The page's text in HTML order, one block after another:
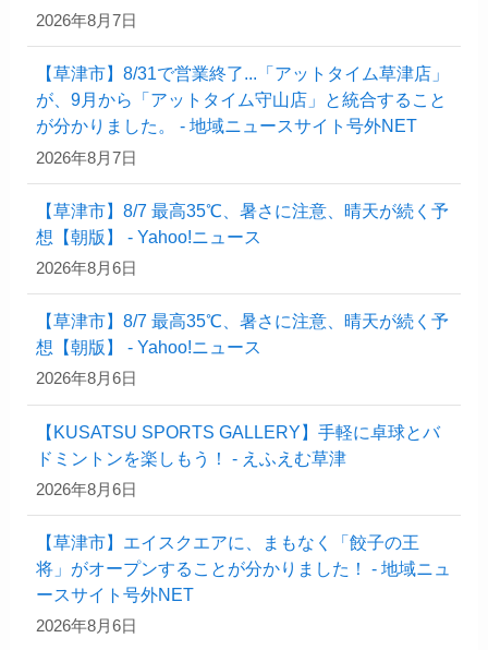
2026年8月7日
【草津市】8/31で営業終了...「アットタイム草津店」
が、9月から「アットタイム守山店」と統合すること
が分かりました。 - 地域ニュースサイト号外NET
2026年8月7日
【草津市】8/7 最高35℃、暑さに注意、晴天が続く予
想【朝版】 - Yahoo!ニュース
2026年8月6日
【草津市】8/7 最高35℃、暑さに注意、晴天が続く予
想【朝版】 - Yahoo!ニュース
2026年8月6日
【KUSATSU SPORTS GALLERY】手軽に卓球とバ
ドミントンを楽しもう！ - えふえむ草津
2026年8月6日
【草津市】エイスクエアに、まもなく「餃子の王
将」がオープンすることが分かりました！ - 地域ニュ
ースサイト号外NET
2026年8月6日